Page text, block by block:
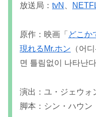
放送局： tvN 、
原作：映画「 どこか
現れるMr.ホン （어
면 틀림없이 나타난
演出：ユ・ジェウォ
脚本：シン・ハウン